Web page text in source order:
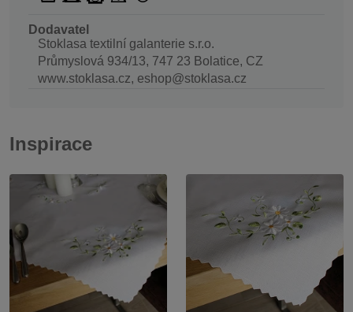
Dodavatel
Stoklasa textilní galanterie s.r.o.
Průmyslová 934/13, 747 23 Bolatice, CZ
www.stoklasa.cz, eshop@stoklasa.cz
Inspirace